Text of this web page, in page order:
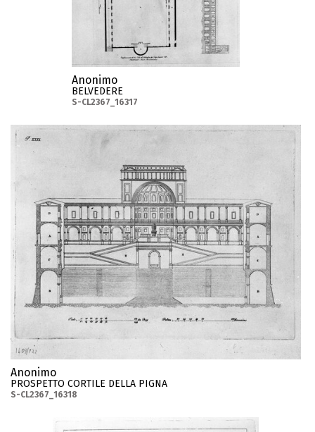
Anonimo
BELVEDERE
S-CL2367_16317
Anonimo
PROSPETTO CORTILE DELLA PIGNA
S-CL2367_16318